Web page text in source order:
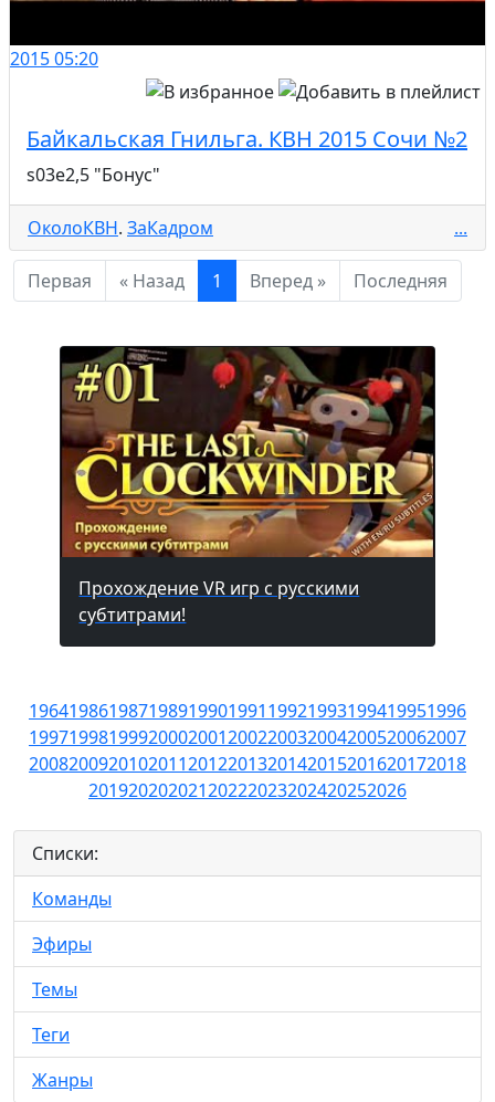
201505:20
Байкальская Гнильга. КВН 2015 Сочи №2
s03e2,5 "Бонус"
ОколоКВН. ЗаКадром ...
Первая « Назад 1 Вперед » Последняя
Прохождение VR игр с русскими
субтитрами!
19641986198719891990199119921993199419951996
19971998199920002001200220032004200520062007
20082009201020112012201320142015201620172018
20192020202120222023202420252026
Списки:
Команды
Эфиры
Темы
Теги
Жанры